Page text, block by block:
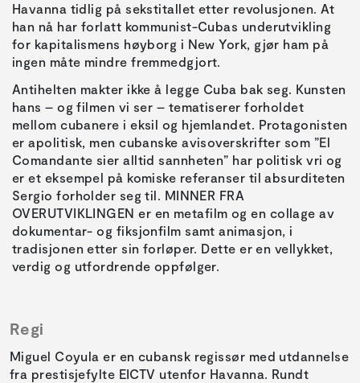
Havanna tidlig på sekstitallet etter revolusjonen. At
han nå har forlatt kommunist-Cubas underutvikling
for kapitalismens høyborg i New York, gjør ham på
ingen måte mindre fremmedgjort.
Antihelten makter ikke å legge Cuba bak seg. Kunsten
hans – og filmen vi ser – tematiserer forholdet
mellom cubanere i eksil og hjemlandet. Protagonisten
er apolitisk, men cubanske avisoverskrifter som ”El
Comandante sier alltid sannheten” har politisk vri og
er et eksempel på komiske referanser til absurditeten
Sergio forholder seg til. MINNER FRA
OVERUTVIKLINGEN er en metafilm og en collage av
dokumentar- og fiksjonfilm samt animasjon, i
tradisjonen etter sin forløper. Dette er en vellykket,
verdig og utfordrende oppfølger.
Regi
Miguel Coyula er en cubansk regissør med utdannelse
fra prestisjefylte EICTV utenfor Havanna. Rundt